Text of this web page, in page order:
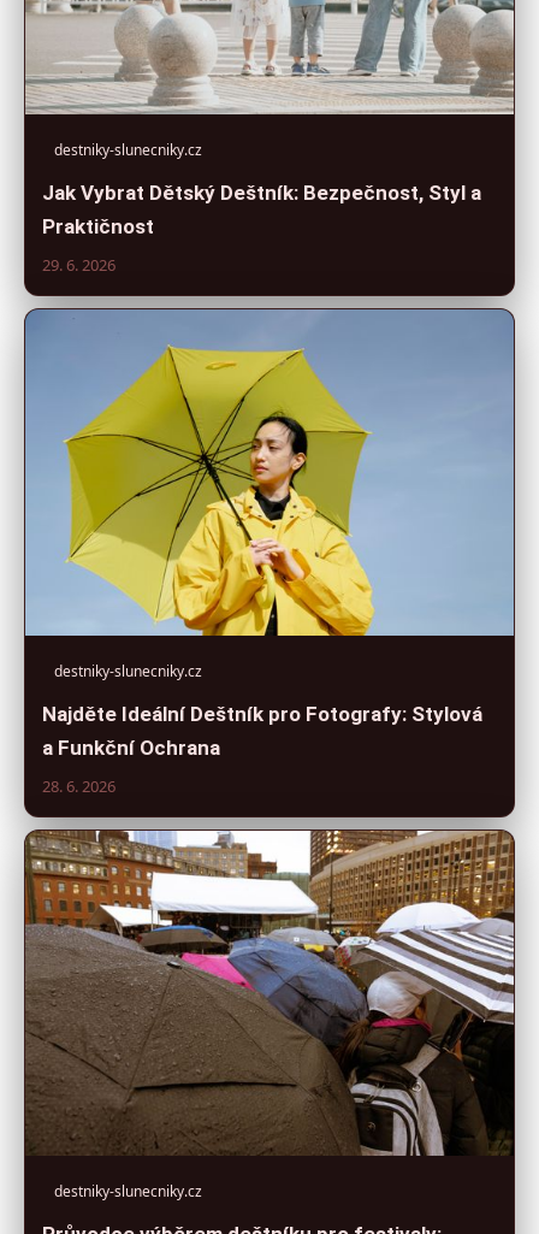
destniky-slunecniky.cz
Jak Vybrat Dětský Deštník: Bezpečnost, Styl a
Praktičnost
29. 6. 2026
destniky-slunecniky.cz
Najděte Ideální Deštník pro Fotografy: Stylová
a Funkční Ochrana
28. 6. 2026
destniky-slunecniky.cz